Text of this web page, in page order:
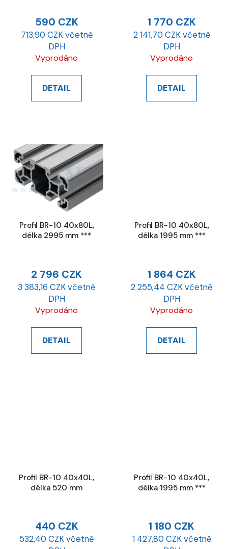
590 CZK
713,90 CZK včetně
DPH
Vyprodáno
DETAIL
1 770 CZK
2 141,70 CZK včetně
DPH
Vyprodáno
DETAIL
Profil BR-10 40x80L,
délka 2995 mm ***
2 796 CZK
3 383,16 CZK včetně
DPH
Vyprodáno
DETAIL
Profil BR-10 40x80L,
délka 1995 mm ***
1 864 CZK
2 255,44 CZK včetně
DPH
Vyprodáno
DETAIL
Profil BR-10 40x40L,
délka 520 mm
440 CZK
532,40 CZK včetně
Profil BR-10 40x40L,
délka 1995 mm ***
1 180 CZK
1 427,80 CZK včetně